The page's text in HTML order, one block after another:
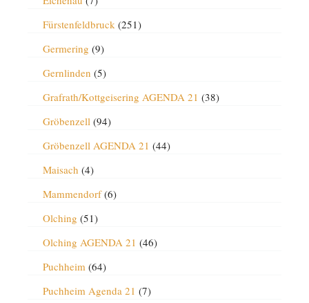
Fürstenfeldbruck(251)
Germering (9)
Gernlinden (5)
Grafrath/Kottgeisering AGENDA 21 (38)
Gröbenzell(94)
Gröbenzell AGENDA 21 (44)
Maisach (4)
Mammendorf(6)
Olching (51)
Olching AGENDA 21 (46)
Puchheim(64)
Puchheim Agenda 21 (7)